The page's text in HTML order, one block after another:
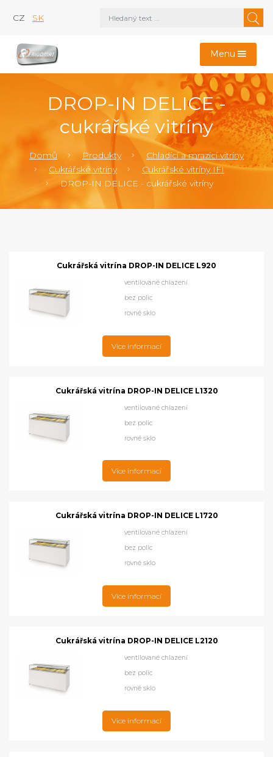
CZ SK
Menu
DROP-IN DELICE -
cukrářské vitríny
Domů Produkty
Chladící a mrazící vitríny
Cukrářské vitríny
Cukrářské vitríny IFI
DROP-IN DELICE - cukrářské vitríny
Cukrářská vitrína DROP-IN DELICE L920
ventilované chlazení
bez polic
rovné sklo
Více informací
Cukrářská vitrína DROP-IN DELICE L1320
ventilované chlazení
bez polic
rovné sklo
Více informací
Cukrářská vitrína DROP-IN DELICE L1720
ventilované chlazení
bez polic
rovné sklo
Více informací
Cukrářská vitrína DROP-IN DELICE L2120
ventilované chlazení
bez polic
rovné sklo
Více informací